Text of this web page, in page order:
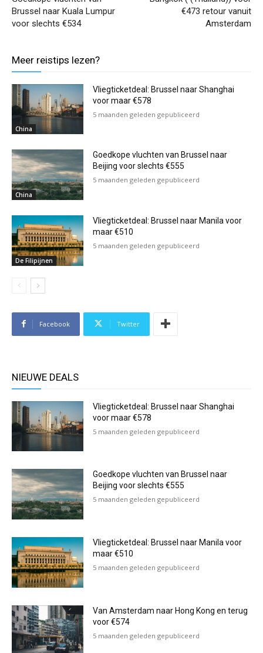
Brussel naar Kuala Lumpur
voor slechts €534
€473 retour vanuit
Amsterdam
Meer reistips lezen?
China
Vliegticketdeal: Brussel naar Shanghai
voor maar €578
5 maanden geleden gepubliceerd
China
Goedkope vluchten van Brussel naar
Beijing voor slechts €555
5 maanden geleden gepubliceerd
De Filipijnen
Vliegticketdeal: Brussel naar Manila voor
maar €510
5 maanden geleden gepubliceerd
Facebook Twitter
NIEUWE DEALS
Vliegticketdeal: Brussel naar Shanghai
voor maar €578
5 maanden geleden gepubliceerd
Goedkope vluchten van Brussel naar
Beijing voor slechts €555
5 maanden geleden gepubliceerd
Vliegticketdeal: Brussel naar Manila voor
maar €510
5 maanden geleden gepubliceerd
Van Amsterdam naar Hong Kong en terug
voor €574
5 maanden geleden gepubliceerd